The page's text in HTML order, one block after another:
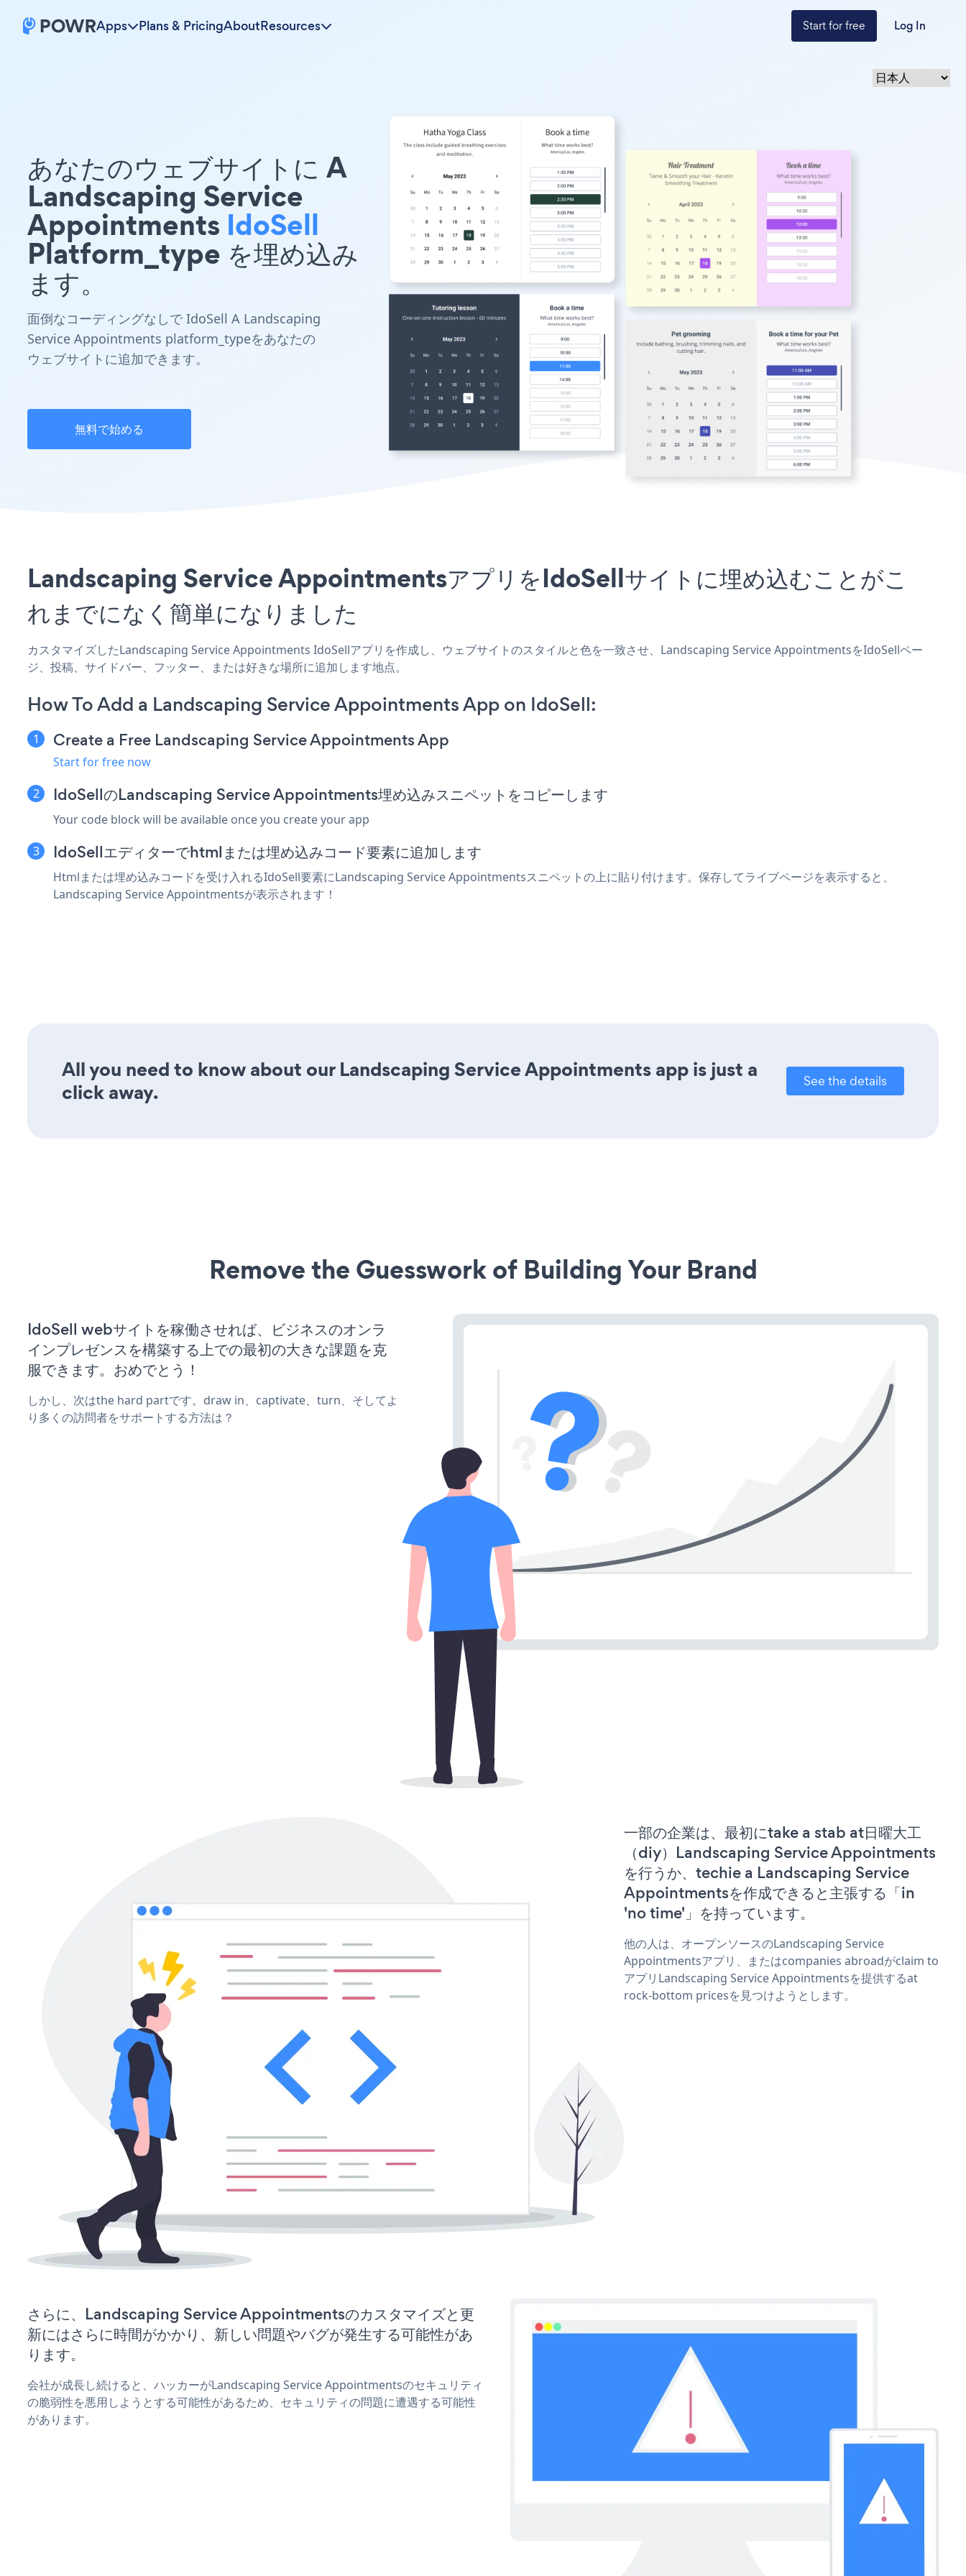
Apps Plans & PricingAboutResources Start for free Log In
あなたのウェブサイトに A
Landscaping Service
Appointments IdoSell
Platform_type を埋め込み
ます。
面倒なコーディングなしで IdoSell A Landscaping
Service Appointments platform_typeをあなたの
ウェブサイトに追加できます。
無料で始める
Landscaping Service AppointmentsアプリをIdoSellサイトに埋め込むことがこ
れまでになく簡単になりました
カスタマイズしたLandscaping Service Appointments IdoSellアプリを作成し、ウェブサイトのスタイルと色を一致させ、Landscaping Service AppointmentsをIdoSellペー
ジ、投稿、サイドバー、フッター、または好きな場所に追加します地点。
How To Add a Landscaping Service Appointments App on IdoSell:
Create a Free Landscaping Service Appointments App
Start for free now
IdoSellのLandscaping Service Appointments埋め込みスニペットをコピーします
Your code block will be available once you create your app
IdoSellエディターでhtmlまたは埋め込みコード要素に追加します
Htmlまたは埋め込みコードを受け入れるIdoSell要素にLandscaping Service Appointmentsスニペットの上に貼り付けます。保存してライブページを表示すると、
Landscaping Service Appointmentsが表示されます！
All you need to know about our Landscaping Service Appointments app is just a
click away.
See the details
Remove the Guesswork of Building Your Brand
IdoSell webサイトを稼働させれば、ビジネスのオンラ
インプレゼンスを構築する上での最初の大きな課題を克
服できます。おめでとう！
しかし、次はthe hard partです。draw in、captivate、turn、そしてよ
り多くの訪問者をサポートする方法は？
一部の企業は、最初にtake a stab at日曜大工
（diy）Landscaping Service Appointments
を行うか、techie a Landscaping Service
Appointmentsを作成できると主張する「in
'no time'」を持っています。
他の人は、オープンソースのLandscaping Service
Appointmentsアプリ、またはcompanies abroadがclaim to
アプリLandscaping Service Appointmentsを提供するat
rock-bottom pricesを見つけようとします。
さらに、Landscaping Service Appointmentsのカスタマイズと更
新にはさらに時間がかかり、新しい問題やバグが発生する可能性があ
ります。
会社が成長し続けると、ハッカーがLandscaping Service Appointmentsのセキュリティ
の脆弱性を悪用しようとする可能性があるため、セキュリティの問題に遭遇する可能性
があります。